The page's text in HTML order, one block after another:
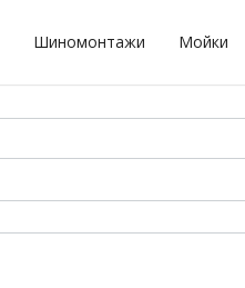
Шиномонтажи Мойки